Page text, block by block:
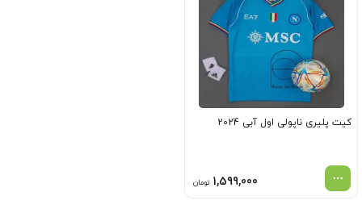
کیت پلیری ناپولی اول آبی 2024
1,599,000 تومان